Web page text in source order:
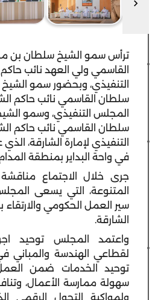
ترأس سمو الشيخ سلطان بن
القاسمي ولي العهد نائب
التنفيذي، وبحضور سمو
سلطان القاسمي نائب حاكم
المجلس التنفيذي، وسمو
سلطان القاسمي نائب حاكم
التنفيذي لإمارة الشارقة،
في واحة البداير بمنطقة
جرى خلال الاجتماع
المتنوعة، التي يسعى
سير العمل الحكومي والارتقاء
الشارقة.
واعتمد المجلس توحيد
لقطاعي الهندسة والمباني
توحيد الخدمات ضمن
سهولة ممارسة الأعمال،
ولمواكبة التحول الرقمي